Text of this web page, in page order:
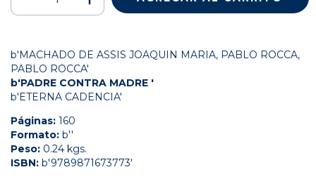
b'MACHADO DE ASSIS JOAQUIN MARIA, PABLO ROCCA,
PABLO ROCCA'
b'PADRE CONTRA MADRE '
b'ETERNA CADENCIA'
Páginas: 160
Formato: b''
Peso: 0.24 kgs.
ISBN: b'9789871673773'